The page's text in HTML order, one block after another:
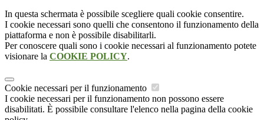
In questa schermata è possibile scegliere quali cookie consentire.
I cookie necessari sono quelli che consentono il funzionamento della
piattaforma e non è possibile disabilitarli.
Per conoscere quali sono i cookie necessari al funzionamento potete
visionare la COOKIE POLICY.
Cookie necessari per il funzionamento
I cookie necessari per il funzionamento non possono essere
disabilitati. È possibile consultare l'elenco nella pagina della cookie